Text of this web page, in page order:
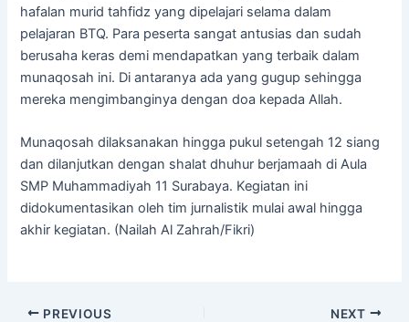
hafalan murid tahfidz yang dipelajari selama dalam
pelajaran BTQ. Para peserta sangat antusias dan sudah
berusaha keras demi mendapatkan yang terbaik dalam
munaqosah ini. Di antaranya ada yang gugup sehingga
mereka mengimbanginya dengan doa kepada Allah.
Munaqosah dilaksanakan hingga pukul setengah 12 siang
dan dilanjutkan dengan shalat dhuhur berjamaah di Aula
SMP Muhammadiyah 11 Surabaya. Kegiatan ini
didokumentasikan oleh tim jurnalistik mulai awal hingga
akhir kegiatan. (Nailah Al Zahrah/Fikri)
PREVIOUS NEXT